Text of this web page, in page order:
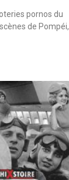
pornos du
de Pompéi,